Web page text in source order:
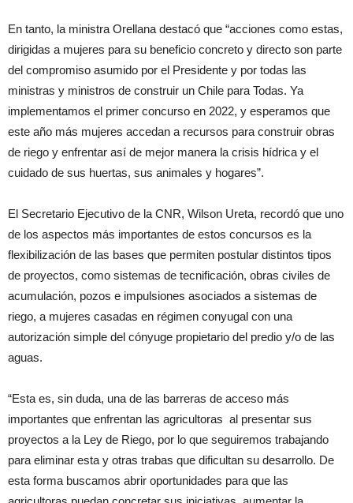
En tanto, la ministra Orellana destacó que “acciones como estas,
dirigidas a mujeres para su beneficio concreto y directo son parte
del compromiso asumido por el Presidente y por todas las
ministras y ministros de construir un Chile para Todas. Ya
implementamos el primer concurso en 2022, y esperamos que
este año más mujeres accedan a recursos para construir obras
de riego y enfrentar así de mejor manera la crisis hídrica y el
cuidado de sus huertas, sus animales y hogares”.
El Secretario Ejecutivo de la CNR, Wilson Ureta, recordó que uno
de los aspectos más importantes de estos concursos es la
flexibilización de las bases que permiten postular distintos tipos
de proyectos, como sistemas de tecnificación, obras civiles de
acumulación, pozos e impulsiones asociados a sistemas de
riego, a mujeres casadas en régimen conyugal con una
autorización simple del cónyuge propietario del predio y/o de las
aguas.
“Esta es, sin duda, una de las barreras de acceso más
importantes que enfrentan las agricultoras al presentar sus
proyectos a la Ley de Riego, por lo que seguiremos trabajando
para eliminar esta y otras trabas que dificultan su desarrollo. De
esta forma buscamos abrir oportunidades para que las